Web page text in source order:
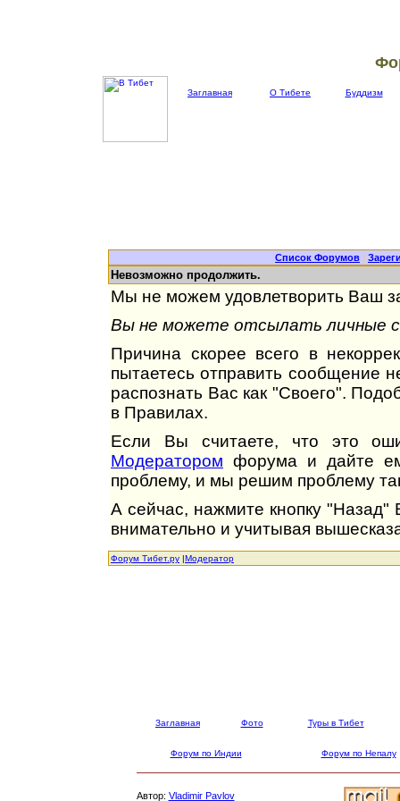
Заглавная О Тибете Буддизм
Список Форумов |
Невозможно продолжить.
Мы не можем удовлетворить Ваш
Вы не можете отсылать личные
Причина скорее всего в
пытаетесь отправить сообщение
распознать Вас как "Своего".
в Правилах.
Если Вы считаете, что это
Модератором форума и дайте
проблему, и мы решим проблему
А сейчас, нажмите кнопку
внимательно и учитывая
Форум Тибет.ру |Модератор
Заглавная Фото Туры в Тибет
Форум по Индии Форум по Непалу
Автор: Vladimir Pavlov